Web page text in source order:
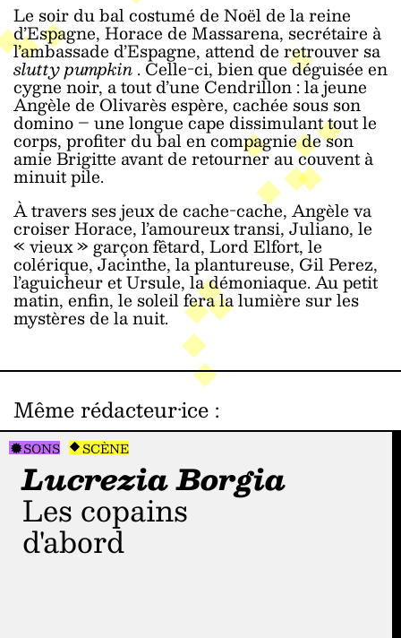
Le soir du bal costumé de Noël de la reine
d’Espagne, Horace de Massarena, secrétaire à
l’ambassade d’Espagne, attend de retrouver sa
slutty pumpkin. Celle-ci, bien que déguisée en
cygne noir, a tout d’une Cendrillon : la jeune
Angèle de Olivarès espère, cachée sous son
domino – une longue cape dissimulant tout le
corps, profiter du bal en compagnie de son
amie Brigitte avant de retourner au couvent à
minuit pile.
À travers ses jeux de cache-cache, Angèle va
croiser Horace, l’amoureux transi, Juliano, le
« vieux » garçon fêtard, Lord Elfort, le
colérique, Jacinthe, la plantureuse, Gil Perez,
l’aguicheur et Ursule, la démoniaque. Au petit
matin, enfin, le soleil fera la lumière sur les
mystères de la nuit.
Même rédacteur·ice :
SONS SCÈNE
Lucrezia Borgia
Les copains
d'abord